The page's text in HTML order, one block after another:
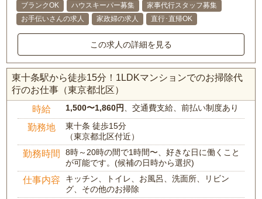
ブランクOK
ハウスキーパー募集
家事代行スタッフ募集
お手伝いさんの求人
家政婦の求人 直行･直帰OK
この求人の詳細を見る
東十条駅から徒歩15分！1LDKマンションでのお掃除代
行のお仕事（東京都北区）
時給 1,500〜1,860円 、交通費支給、前払い制度あり
勤務地
東十条 徒歩15分
（東京都北区付近）
勤務時間
8時～20時の間で1時間〜、好きな日に働くこと
が可能です。(候補の日時から選択)
仕事内容
キッチン、トイレ、お風呂、洗面所、リビン
グ、その他のお掃除